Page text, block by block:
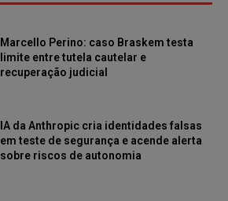
Marcello Perino: caso Braskem testa
limite entre tutela cautelar e
recuperação judicial
IA da Anthropic cria identidades falsas
em teste de segurança e acende alerta
sobre riscos de autonomia